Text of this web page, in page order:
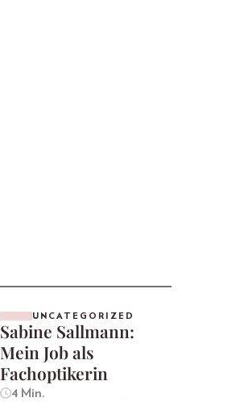
UNCATEGORIZED
Sabine Sallmann:
Mein Job als
Fachoptikerin
4 Min.